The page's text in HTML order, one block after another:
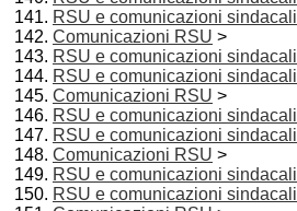
RSU e comunicazioni
Comunicazioni RSU >
RSU e comunicazioni
RSU e comunicazioni
Comunicazioni RSU >
RSU e comunicazioni
RSU e comunicazioni
Comunicazioni RSU >
RSU e comunicazioni
RSU e comunicazioni